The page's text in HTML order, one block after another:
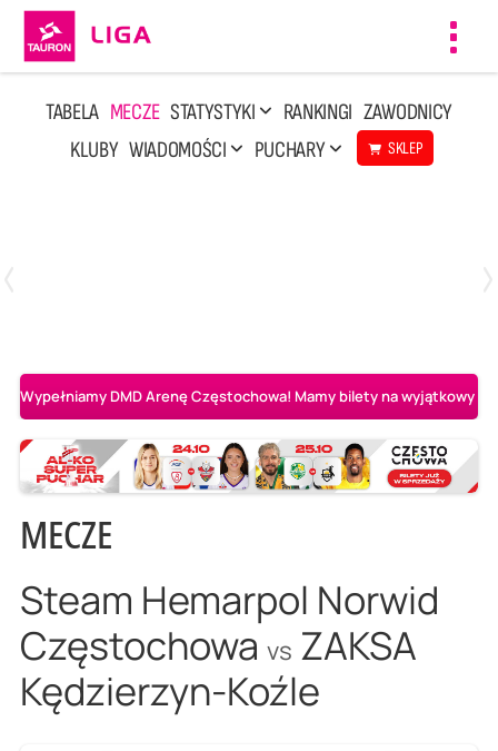
TABELA MECZE STATYSTYKI RANKINGI ZAWODNICY
KLUBY WIADOMOŚCI PUCHARY SKLEP
Wypełniamy DMD Arenę Częstochowa! Mamy bilety na wyjątkowy
MECZE
Steam Hemarpol Norwid
Częstochowa vs ZAKSA
Kędzierzyn-Koźle